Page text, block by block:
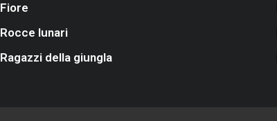
Fiore
Rocce lunari
Ragazzi della giungla